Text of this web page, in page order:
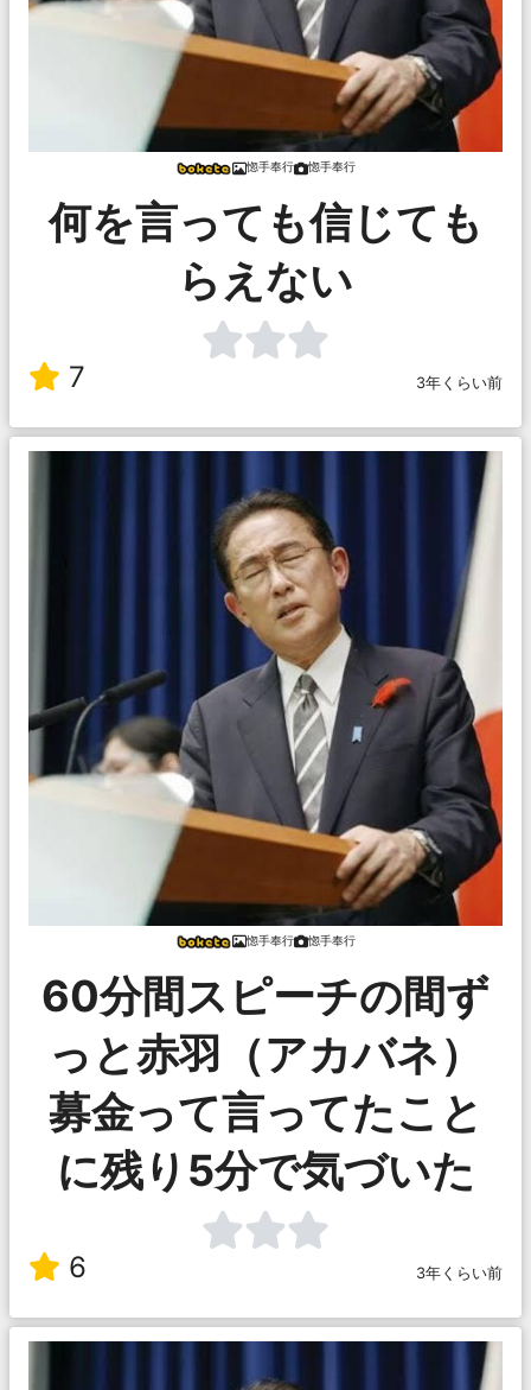
惚手奉行 惚手奉行
何を言っても信じても
らえない
7 3年くらい前
惚手奉行 惚手奉行
60分間スピーチの間ず
っと赤羽（アカバネ）
募金って言ってたこと
に残り5分で気づいた
6 3年くらい前